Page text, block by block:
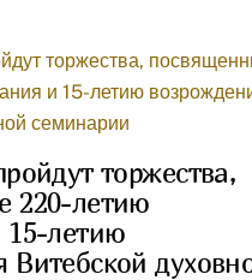
торжества,
220-летию
15-летию
Витебской